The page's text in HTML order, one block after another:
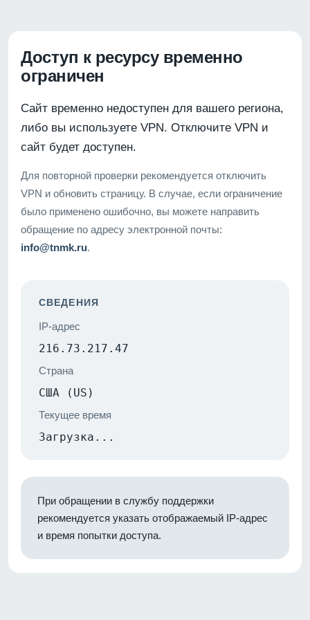
Доступ к ресурсу временно
ограничен
Сайт временно недоступен для вашего региона,
либо вы используете VPN. Отключите VPN и
сайт будет доступен.
Для повторной проверки рекомендуется отключить
VPN и обновить страницу. В случае, если ограничение
было применено ошибочно, вы можете направить
обращение по адресу электронной почты:
info@tnmk.ru.
СВЕДЕНИЯ
IP-адрес
216.73.217.47
Страна
США (US)
Текущее время
Загрузка...
При обращении в службу поддержки
рекомендуется указать отображаемый IP-адрес
и время попытки доступа.